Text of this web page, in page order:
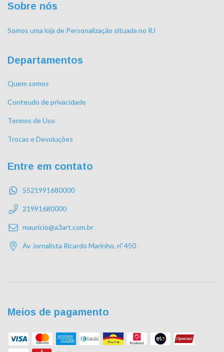
Sobre nós
Somos uma loja de Personalização situada no RJ
Departamentos
Quem somos
Conteudo de privacidade
Termos de Uso
Trocas e Devoluções
Entre em contato
5521991680000
21991680000
mauricio@a3art.com.br
Av Jornalista Ricardo Marinho, nº 450
Meios de pagamento